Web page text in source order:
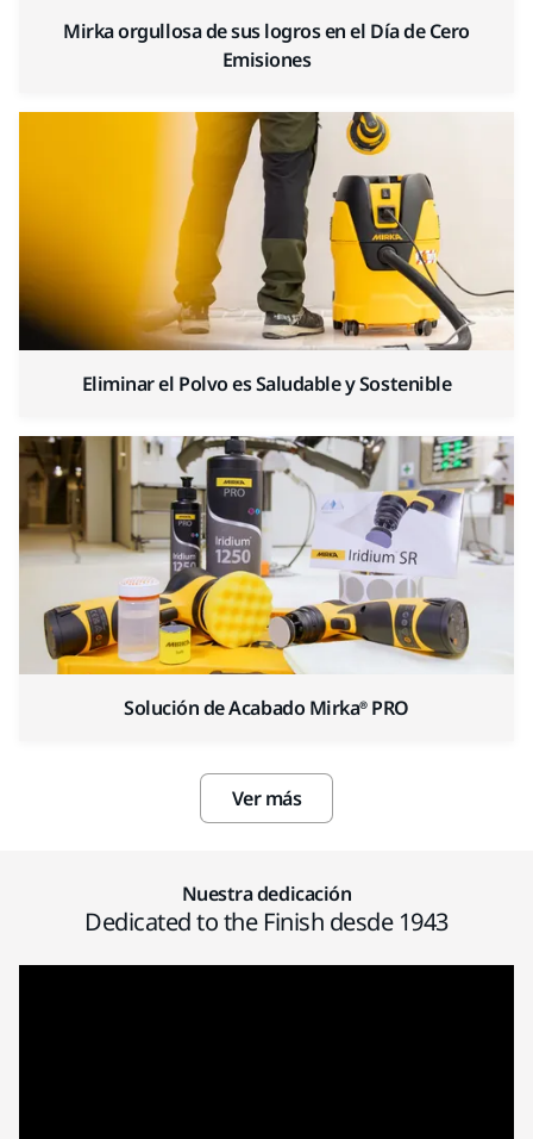
Mirka orgullosa de sus logros en el Día de Cero
Emisiones
Eliminar el Polvo es Saludable y Sostenible
Solución de Acabado Mirka® PRO
Ver más
Nuestra dedicación
Dedicated to the Finish desde 1943